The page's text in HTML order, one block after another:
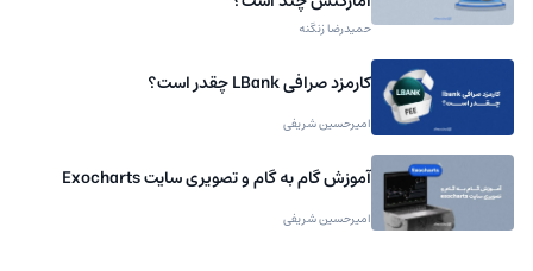
حمیدرضا زنگنه
کارمزد صرافی LBank چقدر است؟
امیرحسین شریفی
آموزش گام به گام و تصویری سایت Exocharts
امیرحسین شریفی